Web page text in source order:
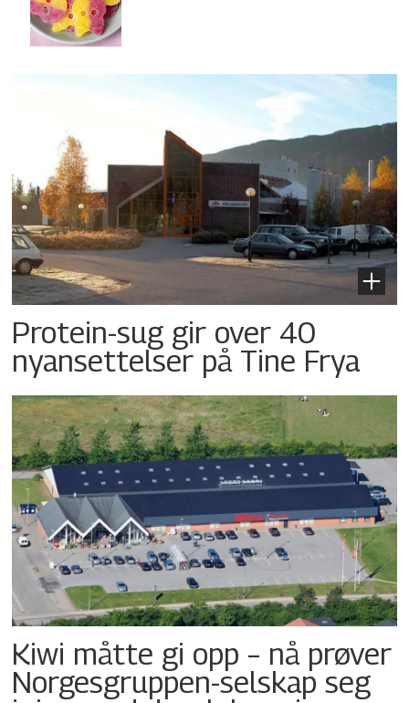
Protein-sug gir over 40
nyansettelser på Tine Frya
Kiwi måtte gi opp – nå prøver
Norgesgruppen-selskap seg